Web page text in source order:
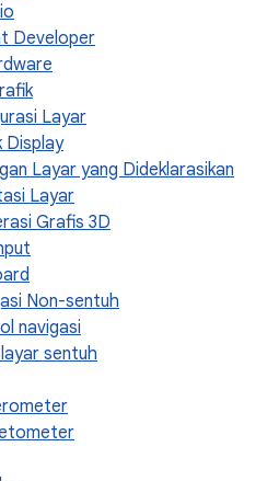
Developer
Layar
Display
Layar yang Dideklarasikan
Layar
Grafis 3D
Non-sentuh
navigasi
sentuh